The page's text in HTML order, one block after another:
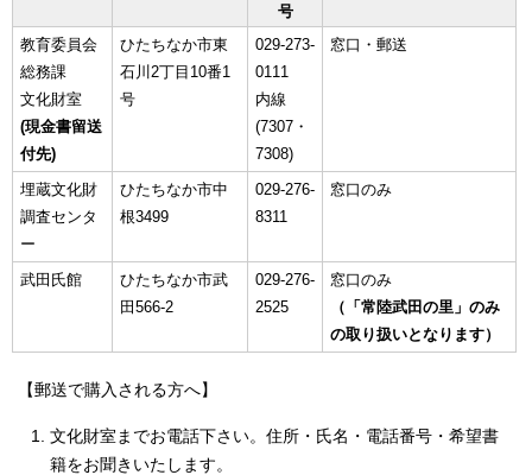
号
教育委員会
総務課
文化財室
(現金書留送
付先)
ひたちなか市東
石川2丁目10番1
号
029-273-
0111
内線
(7307・
7308)
窓口・郵送
埋蔵文化財
調査センタ
ー
ひたちなか市中
根3499
029-276-
8311
窓口のみ
武田氏館
ひたちなか市武
田566-2
029-276-
2525
窓口のみ
（「常陸武田の里」のみ
の取り扱いとなります）
【郵送で購入される方へ】
文化財室までお電話下さい。住所・氏名・電話番号・希望書
籍をお聞きいたします。